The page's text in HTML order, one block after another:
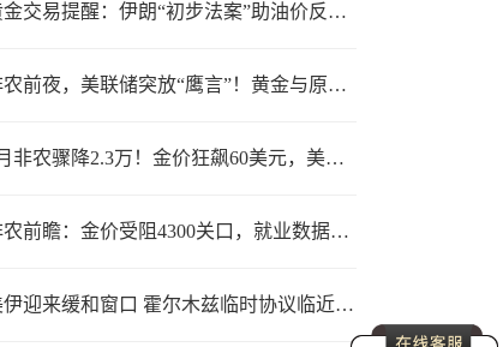
黄金交易提醒：伊朗“初步法案”助油价反弹逾3%，金价小幅承压，非农重磅来袭！
非农前夜，美联储突放“鹰言”！黄金与原油为何联手反攻？
7月非农骤降2.3万！金价狂飙60美元，美联储9月加息预期瞬间崩塌
非农前瞻：金价受阻4300关口，就业数据是“火上浇油”还是“釜底抽薪”？
美伊迎来缓和窗口 霍尔木兹临时协议临近落地